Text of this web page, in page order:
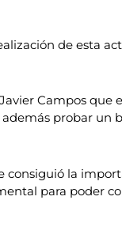
de esta
Campos que
además probar
consiguió la
para poder